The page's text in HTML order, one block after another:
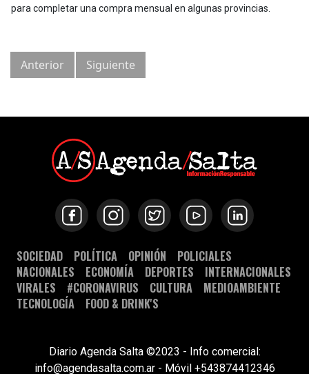
para completar una compra mensual en algunas provincias.
Anterior Siguiente
SOCIEDAD POLÍTICA OPINIÓN
POLICIALES
NACIONALES
ECONOMÍA DEPORTES
INTERNACIONALES
VIRALES
#CORONAVIRUS CULTURA
MEDIOAMBIENTE
TECNOLOGÍA
FOOD & DRINK'S
Diario Agenda Salta ©2023 - Info comercial:
info@agendasalta.com.ar - Móvil +543874412346